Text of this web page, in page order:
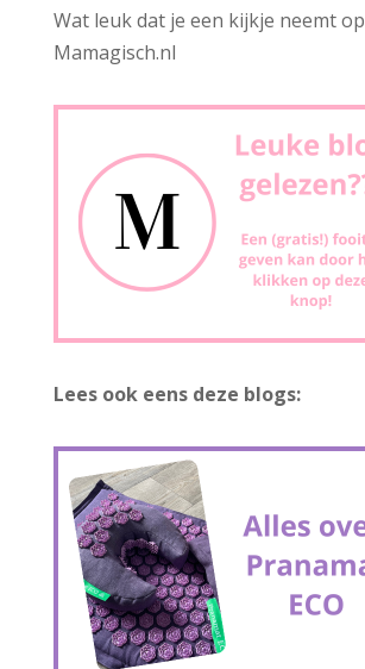
Wat leuk dat je een kijkje neemt op
Mamagisch.nl
Lees ook eens deze blogs: